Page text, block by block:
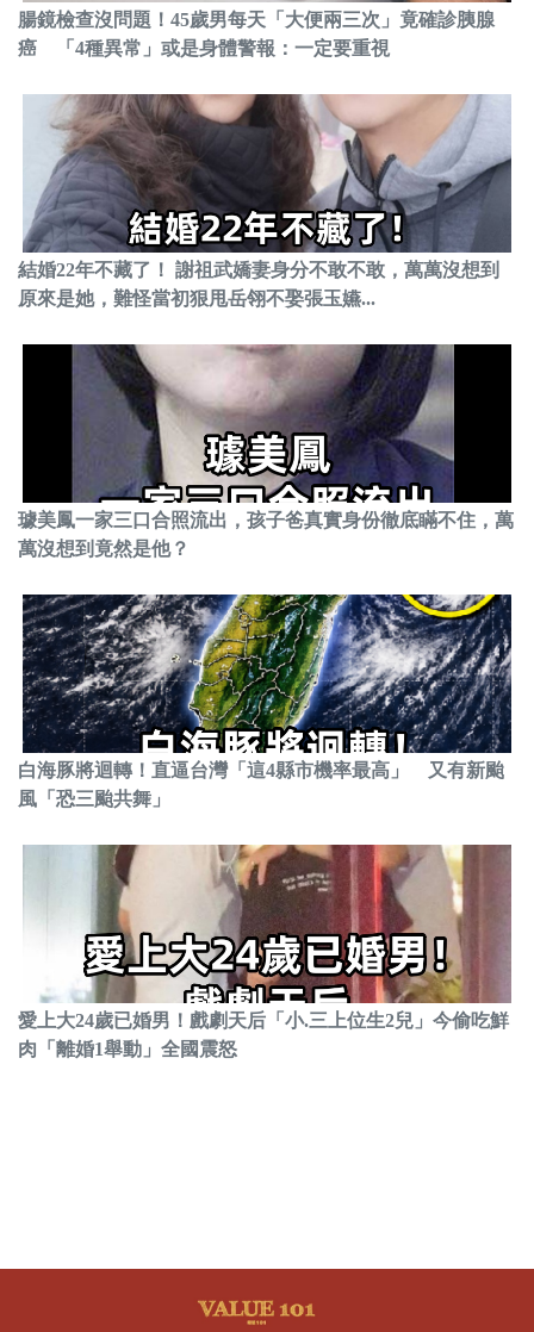
腸鏡檢查沒問題！45歲男每天「大便兩三次」竟確診胰腺
癌 「4種異常」或是身體警報：一定要重視
結婚22年不藏了！ 謝祖武嬌妻身分不敢不敢，萬萬沒想到
原來是她，難怪當初狠甩岳翎不娶張玉嬿...
璩美鳳一家三口合照流出，孩子爸真實身份徹底瞞不住，萬
萬沒想到竟然是他？
白海豚將迴轉！直逼台灣「這4縣市機率最高」 又有新颱
風「恐三颱共舞」
愛上大24歲已婚男！戲劇天后「小.三上位生2兒」今偷吃鮮
肉「離婚1舉動」全國震怒